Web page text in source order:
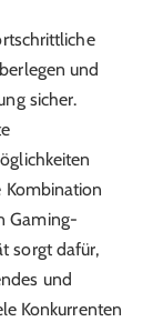
und
sicher.
Kombination
Gaming-
sorgt dafür,
und
Konkurrenten